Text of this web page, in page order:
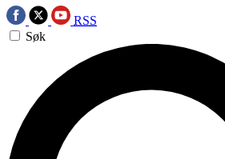
RSS
Søk